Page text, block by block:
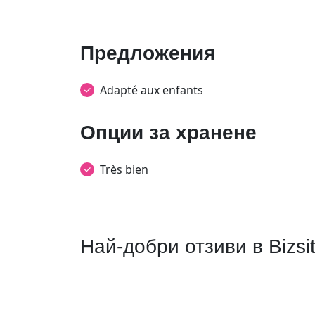
Предложения
Adapté aux enfants
Опции за хранене
Très bien
Най-добри отзиви в